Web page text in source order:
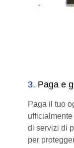
3. Paga e
Paga il tuo
di servizi di
per